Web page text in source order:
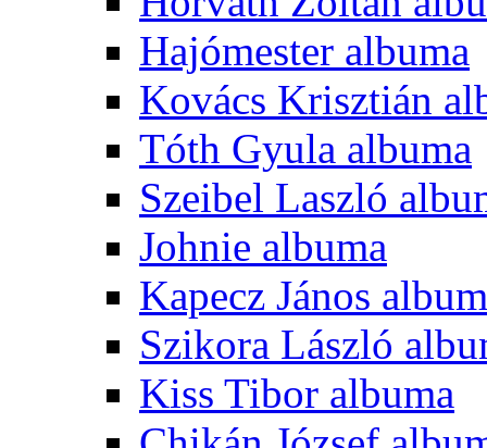
Hajómester albuma
Kovács Krisztián
Tóth Gyula albuma
Szeibel Laszló
Johnie albuma
Kapecz János
Szikora László
Kiss Tibor albuma